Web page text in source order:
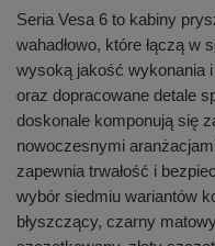
Seria Vesa 6 to kabiny
wahadłowo, które łączą w
wysoką jakość wykonania
oraz dopracowane detale
doskonale komponują się
nowoczesnymi
zapewnia trwałość i
wybór siedmiu wariantów
błyszczący, czarny